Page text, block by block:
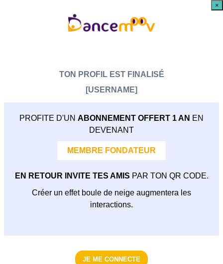
TON PROFIL EST FINALISÉ
[USERNAME]
PROFITE D'UN ABONNEMENT OFFERT 1 AN EN
DEVENANT
MEMBRE FONDATEUR
EN RETOUR INVITE TES AMIS PAR TON QR CODE.
Créer un effet boule de neige augmentera les
interactions.
JE ME CONNECTE
×